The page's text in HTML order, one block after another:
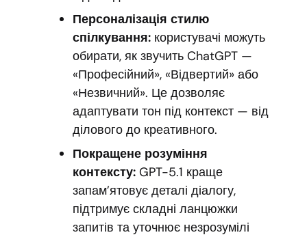
Персоналізація стилю
спілкування: користувачі можуть
обирати, як звучить ChatGPT —
«Професійний», «Відвертий» або
«Незвичний». Це дозволяє
адаптувати тон під контекст — від
ділового до креативного.
Покращене розуміння
контексту: GPT-5.1 краще
запам’ятовує деталі діалогу,
підтримує складні ланцюжки
запитів та уточнює незрозумілі